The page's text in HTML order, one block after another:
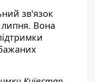
зв'язок
Вона